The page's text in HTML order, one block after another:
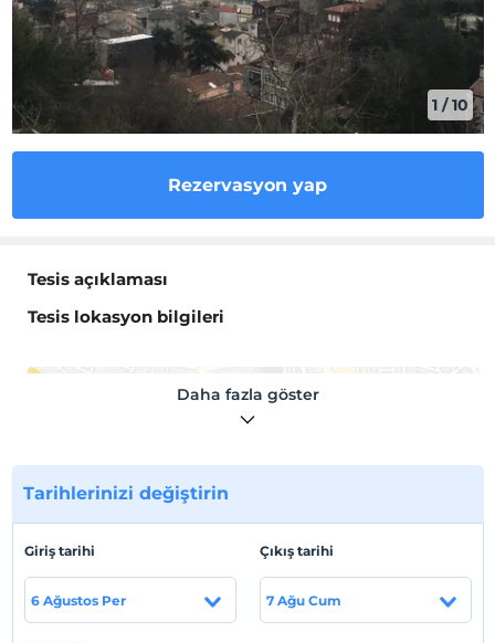
1 /10
Rezervasyon yap
Tesis açıklaması
Tesis lokasyon bilgileri
Otel koşulları
Check/in
En erken saat 12:00 ve sonrası
Check/out
Daha fazla göster
Tarihlerinizi değiştirin
Giriş tarihi
6 Ağustos Per
Çıkış tarihi
7 Ağu Cum